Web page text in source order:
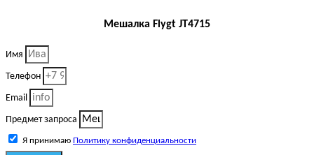
Мешалка Flygt JT4715
Имя
Телефон
Email
Предмет запроса
Я принимаю Политику конфиденциальности